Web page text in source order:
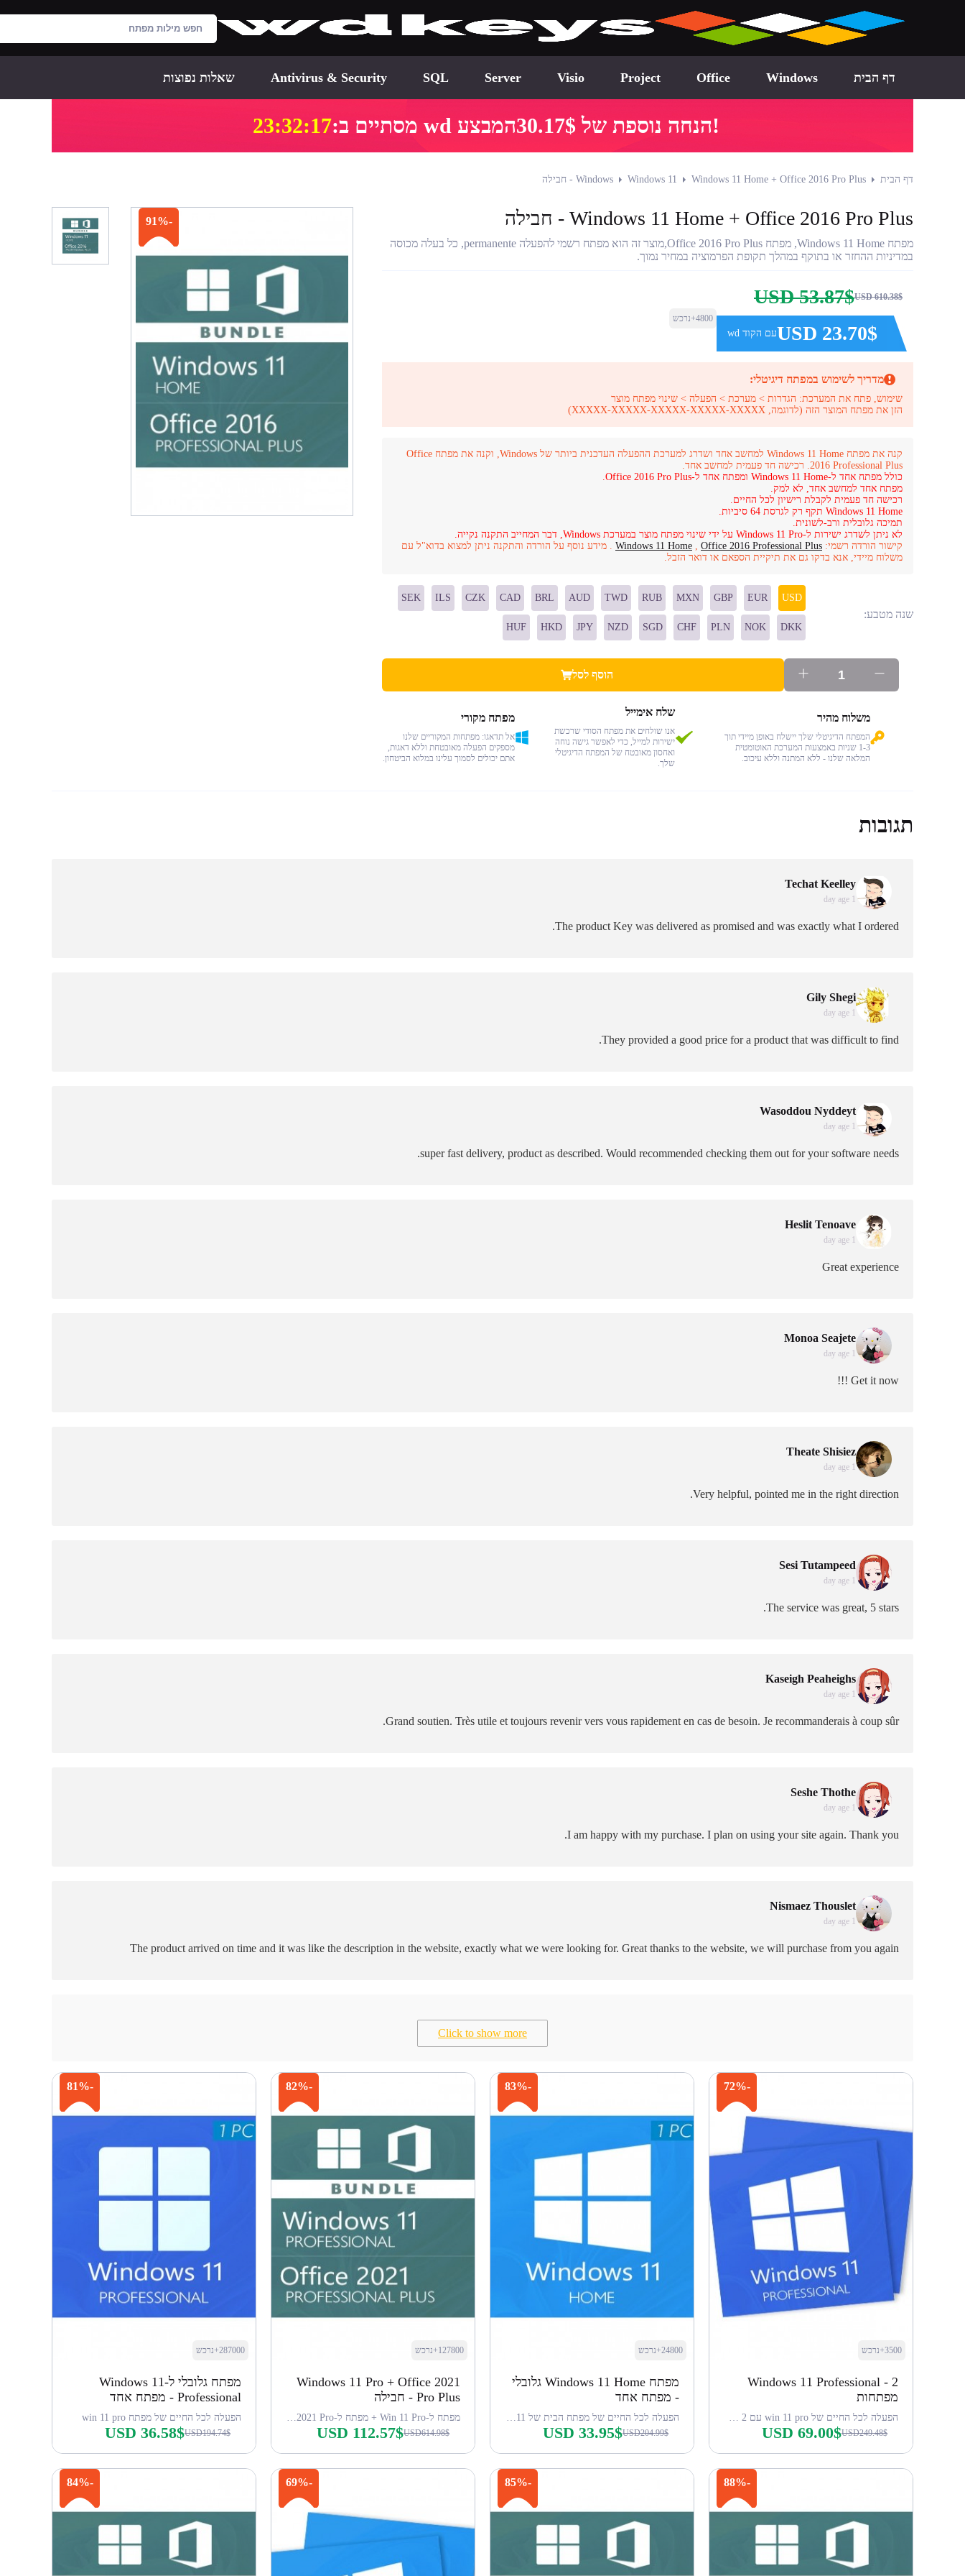
דף הבית Windows
Office
Project
Visio
Server
SQL
Antivirus & Security שאלות נפוצות
!הנחה נוספת של 30.17$המבצע wd מסתיים ב: 23:32:16
דף הבית Windows Windows 11 Windows 11 Home + Office 2016 Pro Plus - חבילה
-91% Windows 11 Home + Office 2016 Pro Plus - חבילה
מפתח Windows 11 Home, מפתח Office 2016 Pro Plus,מוצר זה הוא מפתח רשמי להפעלה permanente, כל בעלה מכוסה
במדיניות ההחזר או בתוקף במהלך תקופת הפרמוציה במחיר נמוך.
USD 610.38$
USD 53.87$
USD 23.70$עם הקוד wd
4800+נרכש
מדריך לשימוש במפתח דיגיטלי:
שימוש, פתח את המערכת: הגדרות > מערכת > הפעלה > שינוי מפתח מוצר
הזן את מפתח המוצר הזה (לדוגמה, XXXXX-XXXXX-XXXXX-XXXXX-XXXXX)
קנה את מפתח Windows 11 Home למחשב אחד ושדרג למערכת ההפעלה העדכנית ביותר של Windows, וקנה את מפתח Office
2016 Professional Plus. רכישה חד פעמית למחשב אחד.
כולל מפתח אחד ל-Windows 11 Home ומפתח אחד ל-Office 2016 Pro Plus.
מפתח אחד למחשב אחד, לא למק.
רכישה חד פעמית לקבלת רישיון לכל החיים.
Windows 11 Home תקף רק לגרסת 64 סיביות.
תמיכה גלובלית ורב-לשונית.
לא ניתן לשדרג ישירות ל-Windows 11 Pro על ידי שינוי מפתח מוצר במערכת Windows, דבר המחייב התקנה נקייה.
קישור הורדה רשמי:
Windows 11 Home , Office 2016 Professional Plus
. מידע נוסף על הורדה והתקנה ניתן למצוא בדוא"ל עם
משלוח מיידי, אנא בדקו גם את תיקיית הספאם או דואר הזבל.
שנה מטבע:
USD
EUR
GBP
MXN
RUB
TWD
AUD
BRL
CAD
CZK
ILS
SEK
DKK
NOK
PLN
CHF
SGD
NZD
JPY
HKD
HUF
הוסף לסל
משלוח מהיר
המפתח הדיגיטלי שלך יישלח באופן מיידי תוך
1-3 שניות באמצעות המערכת האוטומטית
המלאה שלנו - ללא המתנה וללא עיכוב.
שלח אימייל
אנו שולחים את מפתח הסודי שרכשת
ישירות למייל, כדי לאפשר גישה נוחה
ואחסון מאובטח של המפתח הדיגיטלי
שלך.
מפתח מקורי
אל תדאגו: מפתחות המקוריים שלנו
מספקים הפעלה מאובטחת וללא דאגות,
אתם יכולים לסמוך עלינו במלוא הביטחון.
תגובות
Techat Keelley
1 day age
The product Key was delivered as promised and was exactly what I ordered.
Gily Shegi
1 day age
They provided a good price for a product that was difficult to find.
Wasoddou Nyddeyt
1 day age
super fast delivery, product as described. Would recommended checking them out for your software needs.
Heslit Tenoave
1 day age
Great experience
Monoa Seajete
1 day age
Get it now !!!
Theate Shisiez
1 day age
Very helpful, pointed me in the right direction.
Sesi Tutampeed
1 day age
The service was great, 5 stars.
Kaseigh Peaheighs
1 day age
Grand soutien. Très utile et toujours revenir vers vous rapidement en cas de besoin. Je recommanderais à coup sûr.
Seshe Thothe
1 day age
I am happy with my purchase. I plan on using your site again. Thank you.
Nismaez Thouslet
1 day age
The product arrived on time and it was like the description in the website, exactly what we were looking for. Great thanks to the website, we will purchase from you again
Click to show more
-81%
287000+נרכש
מפתח גלובלי ל-Windows 11
Professional - מפתח אחד
הפעלה לכל החיים של מפתח win 11 pro
USD194.74$
USD 36.58$
קנה עכשיו
-82%
127800+נרכש
Windows 11 Pro + Office 2021
Pro Plus - חבילה
מפתח ל-Win 11 Pro + מפתח ל-Office 2021 Pro
USD614.98$
USD 112.57$
קנה עכשיו
-83%
24800+נרכש
מפתח Windows 11 Home גלובלי
- מפתח אחד
הפעלה לכל החיים של מפתח הבית של win 11
USD204.99$
USD 33.95$
קנה עכשיו
-72%
3500+נרכש
Windows 11 Professional - 2
מפתחות
הפעלה לכל החיים של win 11 pro עם 2 מפתחות
USD249.48$
USD 69.00$
קנה עכשיו
-84%
-69% -85% -88%